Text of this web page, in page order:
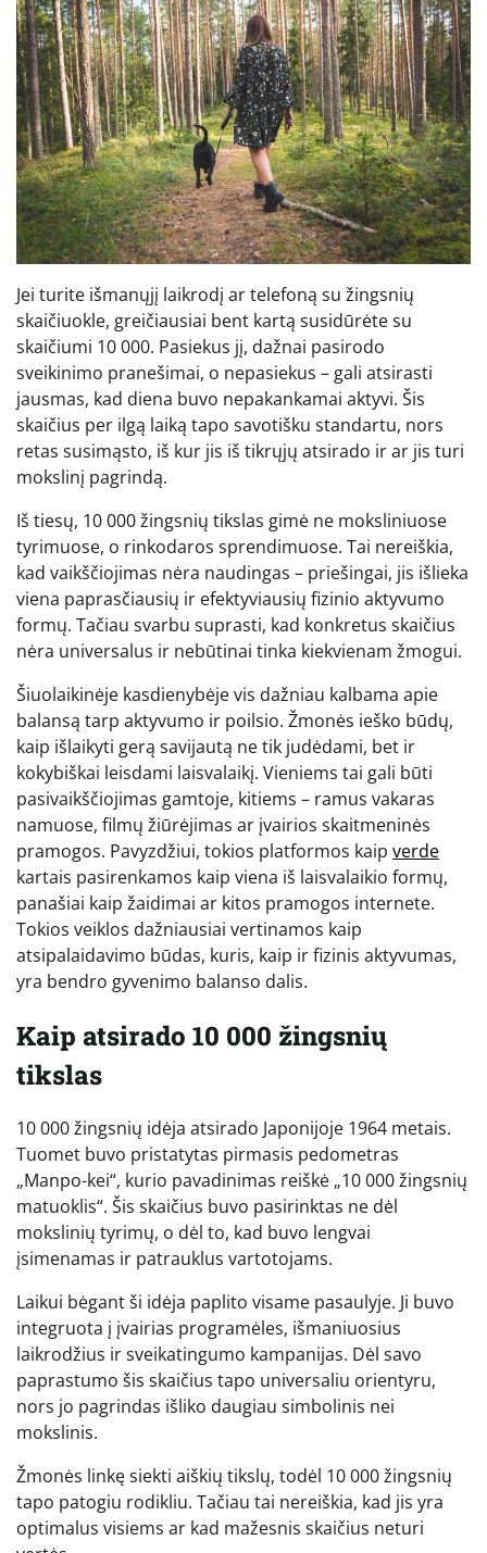
Jei turite išmanųjį laikrodį ar telefoną su žingsnių
skaičiuokle, greičiausiai bent kartą susidūrėte su
skaičiumi 10 000. Pasiekus jį, dažnai pasirodo
sveikinimo pranešimai, o nepasiekus – gali atsirasti
jausmas, kad diena buvo nepakankamai aktyvi. Šis
skaičius per ilgą laiką tapo savotišku standartu, nors
retas susimąsto, iš kur jis iš tikrųjų atsirado ir ar jis turi
mokslinį pagrindą.
Iš tiesų, 10 000 žingsnių tikslas gimė ne moksliniuose
tyrimuose, o rinkodaros sprendimuose. Tai nereiškia,
kad vaikščiojimas nėra naudingas – priešingai, jis išlieka
viena paprasčiausių ir efektyviausių fizinio aktyvumo
formų. Tačiau svarbu suprasti, kad konkretus skaičius
nėra universalus ir nebūtinai tinka kiekvienam žmogui.
Šiuolaikinėje kasdienybėje vis dažniau kalbama apie
balansą tarp aktyvumo ir poilsio. Žmonės ieško būdų,
kaip išlaikyti gerą savijautą ne tik judėdami, bet ir
kokybiškai leisdami laisvalaikį. Vieniems tai gali būti
pasivaikščiojimas gamtoje, kitiems – ramus vakaras
namuose, filmų žiūrėjimas ar įvairios skaitmeninės
pramogos. Pavyzdžiui, tokios platformos kaip verde
kartais pasirenkamos kaip viena iš laisvalaikio formų,
panašiai kaip žaidimai ar kitos pramogos internete.
Tokios veiklos dažniausiai vertinamos kaip
atsipalaidavimo būdas, kuris, kaip ir fizinis aktyvumas,
yra bendro gyvenimo balanso dalis.
Kaip atsirado 10 000 žingsnių
tikslas
10 000 žingsnių idėja atsirado Japonijoje 1964 metais.
Tuomet buvo pristatytas pirmasis pedometras
„Manpo-kei“, kurio pavadinimas reiškė „10 000 žingsnių
matuoklis“. Šis skaičius buvo pasirinktas ne dėl
mokslinių tyrimų, o dėl to, kad buvo lengvai
įsimenamas ir patrauklus vartotojams.
Laikui bėgant ši idėja paplito visame pasaulyje. Ji buvo
integruota į įvairias programėles, išmaniuosius
laikrodžius ir sveikatingumo kampanijas. Dėl savo
paprastumo šis skaičius tapo universaliu orientyru,
nors jo pagrindas išliko daugiau simbolinis nei
mokslinis.
Žmonės linkę siekti aiškių tikslų, todėl 10 000 žingsnių
tapo patogiu rodikliu. Tačiau tai nereiškia, kad jis yra
optimalus visiems ar kad mažesnis skaičius neturi